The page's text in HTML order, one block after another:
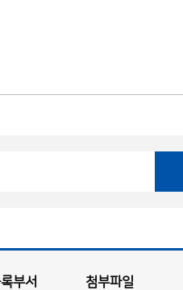
부서 첨부파일